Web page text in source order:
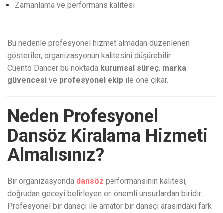
Zamanlama ve performans kalitesi
Bu nedenle profesyonel hizmet almadan düzenlenen
gösteriler, organizasyonun kalitesini düşürebilir.
Cuento Dancer bu noktada kurumsal süreç, marka
güvencesi ve profesyonel ekip ile öne çıkar.
Neden Profesyonel
Dansöz Kiralama Hizmeti
Almalısınız?
Bir organizasyonda dansöz performansının kalitesi,
doğrudan geceyi belirleyen en önemli unsurlardan biridir.
Profesyonel bir dansçı ile amatör bir dansçı arasındaki fark